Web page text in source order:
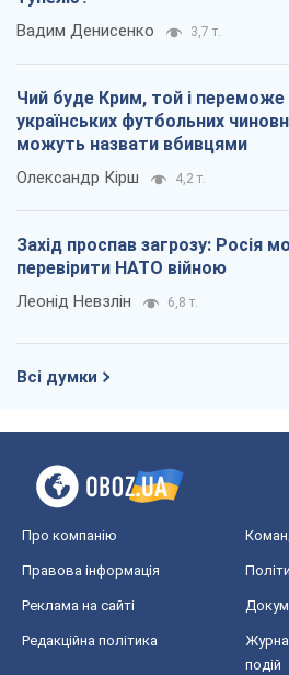
Вадим Денисенко 3,7 т.
Чий буде Крим, той і переможе
українських футбольних
можуть назвати вбивцями
Олександр Кірш 4,2 т.
Захід проспав загрозу: Росія
перевірити НАТО війною
Леонід Невзлін 6,8 т.
Всі думки
Про компанію
Правова інформація
Реклама на сайті
Редакційна політика
подій